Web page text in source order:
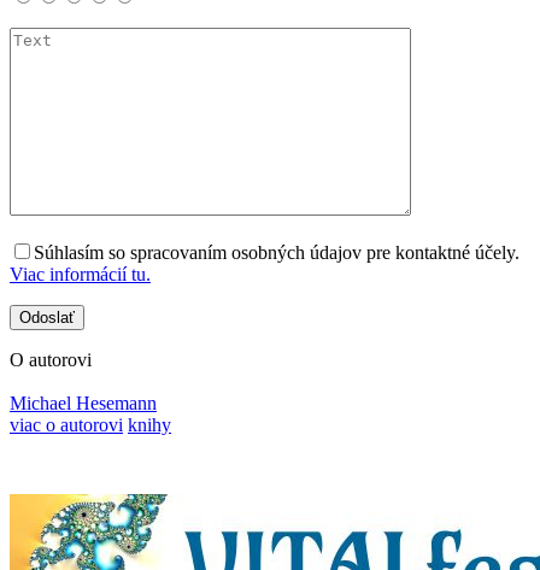
Súhlasím so spracovaním osobných údajov pre kontaktné účely.
Viac informácií tu.
O autorovi
Michael Hesemann
viac o autorovi knihy